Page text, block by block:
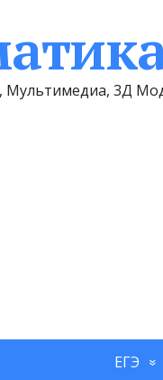
Мультимедиа, 3Д
ЕГЭ